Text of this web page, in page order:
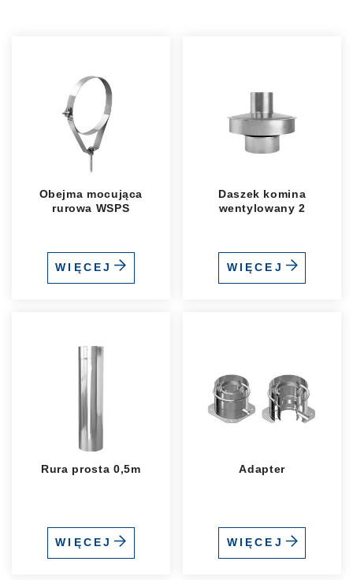
Obejma mocująca
rurowa WSPS
WIĘCEJ
Daszek komina
wentylowany 2
WIĘCEJ
Rura prosta 0,5m
WIĘCEJ
Adapter
WIĘCEJ